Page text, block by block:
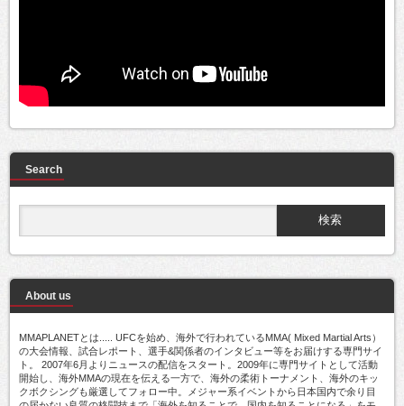
Search
About us
MMAPLANETとは..... UFCを始め、海外で行われているMMA( Mixed Martial Arts）
の大会情報、試合レポート、選手&関係者のインタビュー等をお届けする専門サイ
ト。 2007年6月よりニュースの配信をスタート。2009年に専門サイトとして活動
開始し、海外MMAの現在を伝える一方で、海外の柔術トーナメント、海外のキッ
クボクシングも厳選してフォロー中。メジャー系イベントから日本国内で余り目